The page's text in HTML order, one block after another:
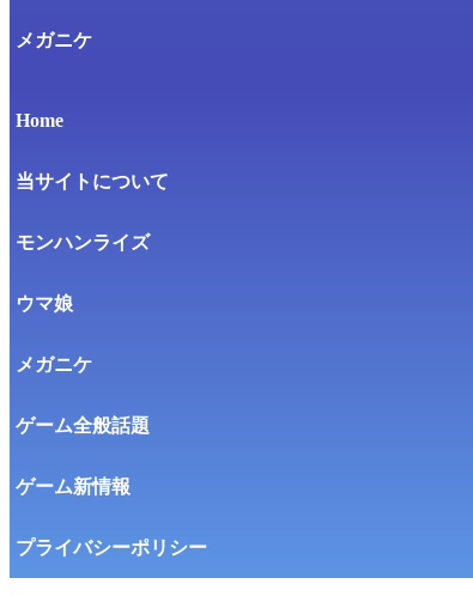
メガニケ
Home
当サイトについて
モンハンライズ
ウマ娘
メガニケ
ゲーム全般話題
ゲーム新情報
プライバシーポリシー